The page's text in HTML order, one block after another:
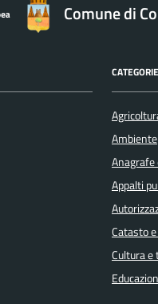
Comune di
Ambiente
Appalti
Catasto
Cultura e